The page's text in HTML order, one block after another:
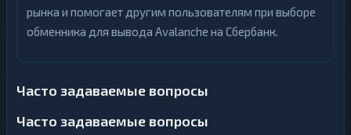
рынка и помогает другим пользователям при выборе
обменника для вывода Avalanche на Сбербанк.
Часто задаваемые вопросы
Часто задаваемые вопросы